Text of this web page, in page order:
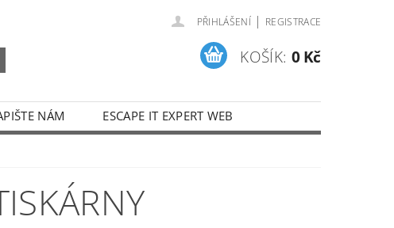
PŘIHLÁŠENÍ | REGISTRACE
KOŠÍK: 0 Kč
NÁM ESCAPE IT EXPERT WEB